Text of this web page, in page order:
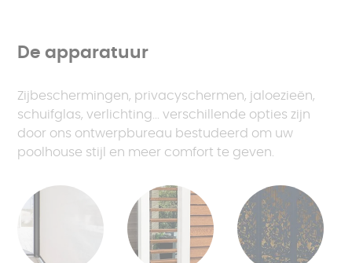
De apparatuur
Zijbeschermingen, privacyschermen, jaloezieën,
schuifglas, verlichting... verschillende opties zijn
door ons ontwerpbureau bestudeerd om uw
poolhouse stijl en meer comfort te geven.